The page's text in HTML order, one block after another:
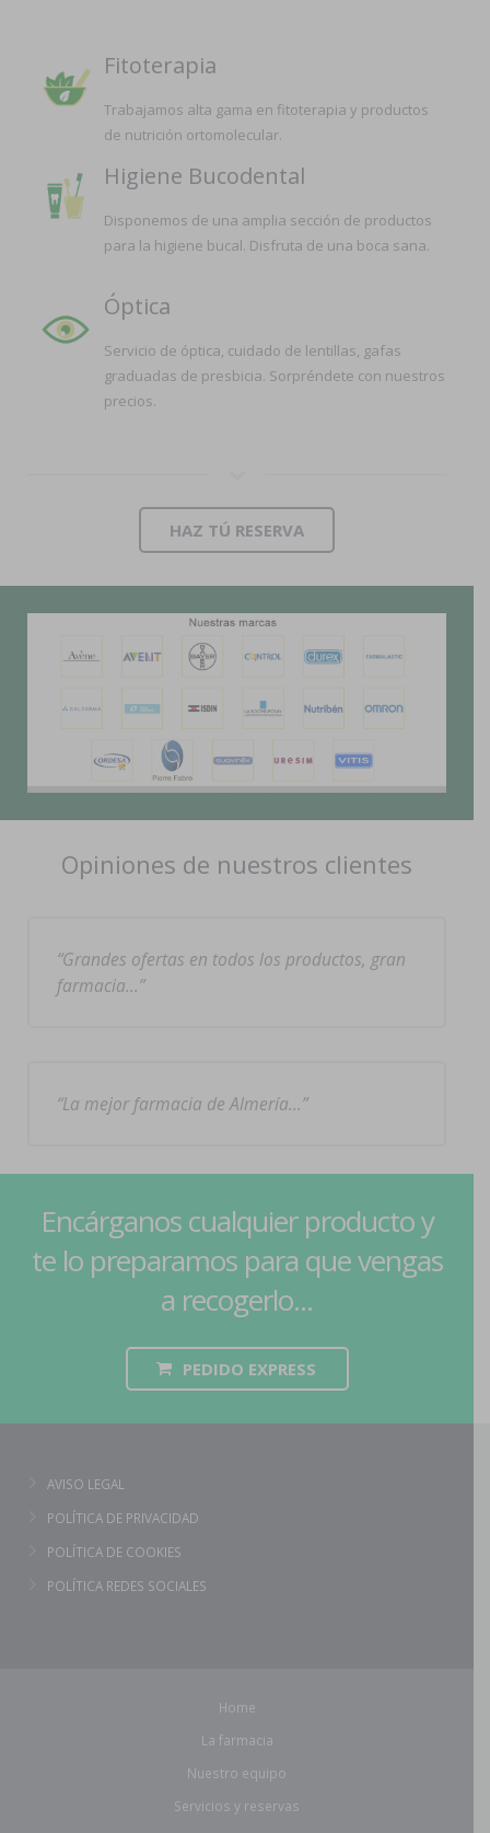
Fitoterapia
Trabajamos alta gama en fitoterapia y productos
de nutrición ortomolecular.
Higiene Bucodental
Disponemos de una amplia sección de productos
para la higiene bucal. Disfruta de una boca sana.
Óptica
Servicio de óptica, cuidado de lentillas, gafas
graduadas de presbicia. Sorpréndete con nuestros
precios.
HAZ TÚ RESERVA
Opiniones de nuestros clientes
Grandes ofertas en todos los productos, gran
farmacia…
La mejor farmacia de Almería…
Encárganos cualquier producto y
te lo preparamos para que vengas
a recogerlo...
PEDIDO EXPRESS
AVISO LEGAL
POLÍTICA DE PRIVACIDAD
POLÍTICA DE COOKIES
POLÍTICA REDES SOCIALES
Home
La farmacia
Nuestro equipo
Servicios y reservas